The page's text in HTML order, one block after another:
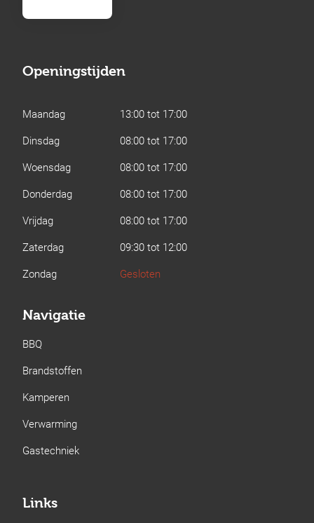
Openingstijden
Maandag
13:00 tot 17:00
Dinsdag
08:00 tot 17:00
Woensdag
08:00 tot 17:00
Donderdag
08:00 tot 17:00
Vrijdag
08:00 tot 17:00
Zaterdag
09:30 tot 12:00
Zondag
Gesloten
Navigatie
BBQ
Brandstoffen
Kamperen
Verwarming
Gastechniek
Links